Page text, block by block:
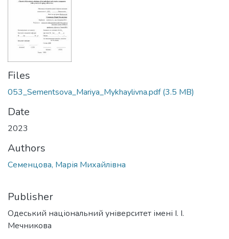
Files
053_Sementsova_Mariya_Mykhaylivna.pdf(3.5 MB)
Date
2023
Authors
Семенцова, Марія Михайлівна
Publisher
Одеський національний університет імені І. І.
Мечникова